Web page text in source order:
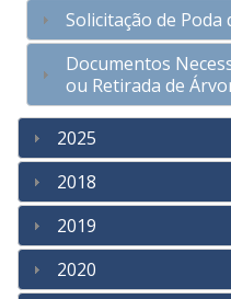
Solicitação de Poda
Documentos
ou Retirada de
2025
2018
2019
2020